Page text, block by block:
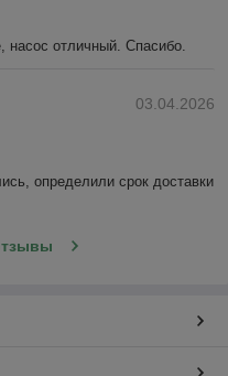
насос отличный. Спасибо.
03.04.2026
определили срок доставки